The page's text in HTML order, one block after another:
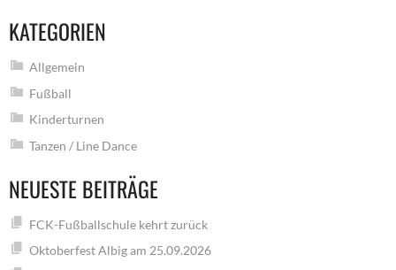
KATEGORIEN
Allgemein
Fußball
Kinderturnen
Tanzen / Line Dance
NEUESTE BEITRÄGE
FCK-Fußballschule kehrt zurück
Oktoberfest Albig am 25.09.2026